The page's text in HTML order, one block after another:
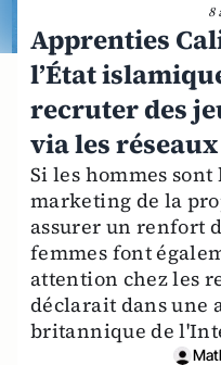
8
Apprenties
l’État
recruter des
via les
Si les hommes
marketing de la
assurer un renfort
femmes font
attention chez les
déclarait dans une
britannique de